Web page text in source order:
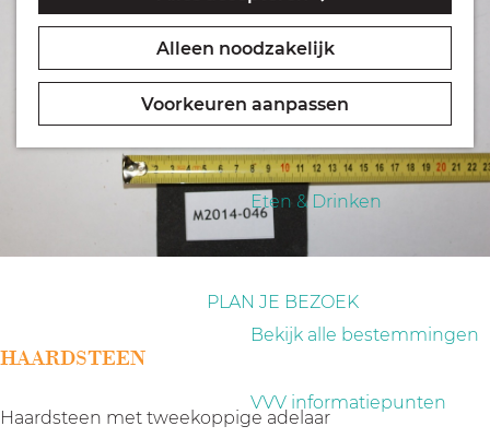
Alleen noodzakelijk
Voorkeuren aanpassen
e
Naar het museum
Eten & Drinken
PLAN JE BEZOEK
Bekijk alle bestemmingen
VVV informatiepunten
HAARDSTEEN
Haardsteen met tweekoppige adelaar